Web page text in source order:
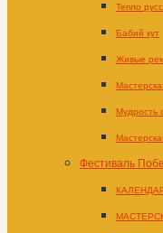
Тепло
Бабий кут
Живые
Мудрость
Фестиваль